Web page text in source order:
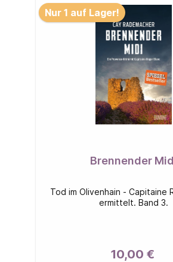
Nur 1 auf Lager!
Brennender
Tod im Olivenhain - Capitaine
ermittelt. Band 3.
10,00 €